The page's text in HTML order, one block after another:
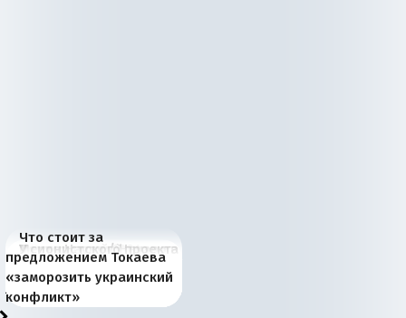
В России назрели
перемены: 15 шагов к
суверенной экономике
Миграционный пожар
Европы
Россия начинает
сбрасывать балласт
Анкориджа
Россия зимой 1904
года: первые уступки во
внутренней политике
Русская нация вчера и
сегодня
Почему правый крах в
Варшаве не поможет её
отношениям с Россией?
Место Науру / Науэро в
современной истории
Южной Осетии
У сионистского проекта
появилось украинское
измерение
Что стоит за
предложением Токаева
«заморозить украинский
конфликт»